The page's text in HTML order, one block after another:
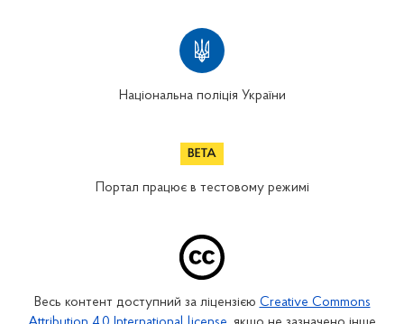
Національна поліція України
Портал працює в тестовому режимі
Весь контент доступний за ліцензією Creative Commons